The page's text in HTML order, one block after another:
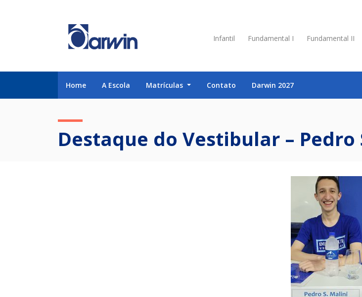
Infantil Fundamental I Fundamental II
Home A Escola Matrículas Contato Darwin 2027
Destaque do Vestibular –